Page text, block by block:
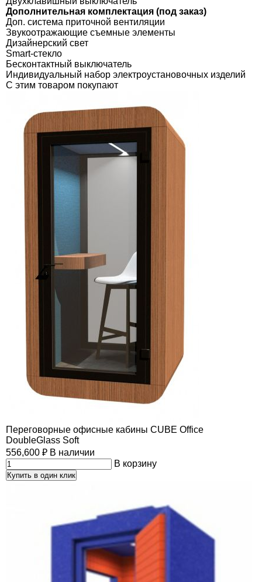
Дополнительная комплектация (под заказ)
Доп. система приточной вентиляции
Звукоотражающие съемные элементы
Дизайнерский свет
Smart-стекло
Бесконтактный выключатель
Индивидуальный набор электроустановочных изделий
C этим товаром покупают
Переговорные офисные кабины CUBE Office
DoubleGlass Soft
556,600 ₽ В наличии
В корзину
Купить в один клик